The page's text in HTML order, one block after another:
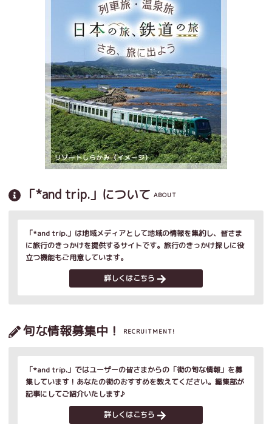
「*and trip.」について ABOUT
「*and trip.」は地域メディアとして地域の情報を集約し、皆さま
に旅行のきっかけを提供するサイトです。旅行のきっかけ探しに役
立つ機能もご用意しています。
詳しくはこちら
旬な情報募集中！ RECRUITMENT!
「*and trip.」ではユーザーの皆さまからの「街の旬な情報」を募
集しています！あなたの街のおすすめを教えてください。編集部が
記事にしてご紹介いたします♪
詳しくはこちら